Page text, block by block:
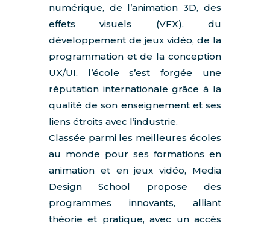
numérique, de l’animation 3D, des
effets visuels (VFX), du
développement de jeux vidéo, de la
programmation et de la conception
UX/UI, l’école s’est forgée une
réputation internationale grâce à la
qualité de son enseignement et ses
liens étroits avec l’industrie.
Classée parmi les meilleures écoles
au monde pour ses formations en
animation et en jeux vidéo, Media
Design School propose des
programmes innovants, alliant
théorie et pratique, avec un accès